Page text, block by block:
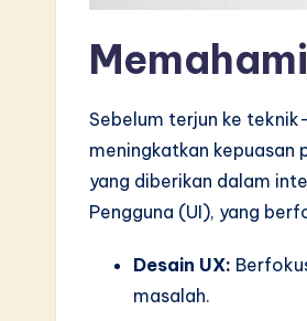
ASebelum terjun ke
meningkatkan kepuasan
yang diberikan dalam
Pengguna (UI), yang
Desain UX:
masalah.